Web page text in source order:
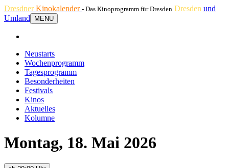
DresdnerKinokalender - Das Kinoprogramm für Dresden Dresden und
Umland
MENU
Neustarts
Wochenprogramm
Tagesprogramm
Besonderheiten
Festivals
Kinos
Aktuelles
Kolumne
Montag, 18. Mai 2026